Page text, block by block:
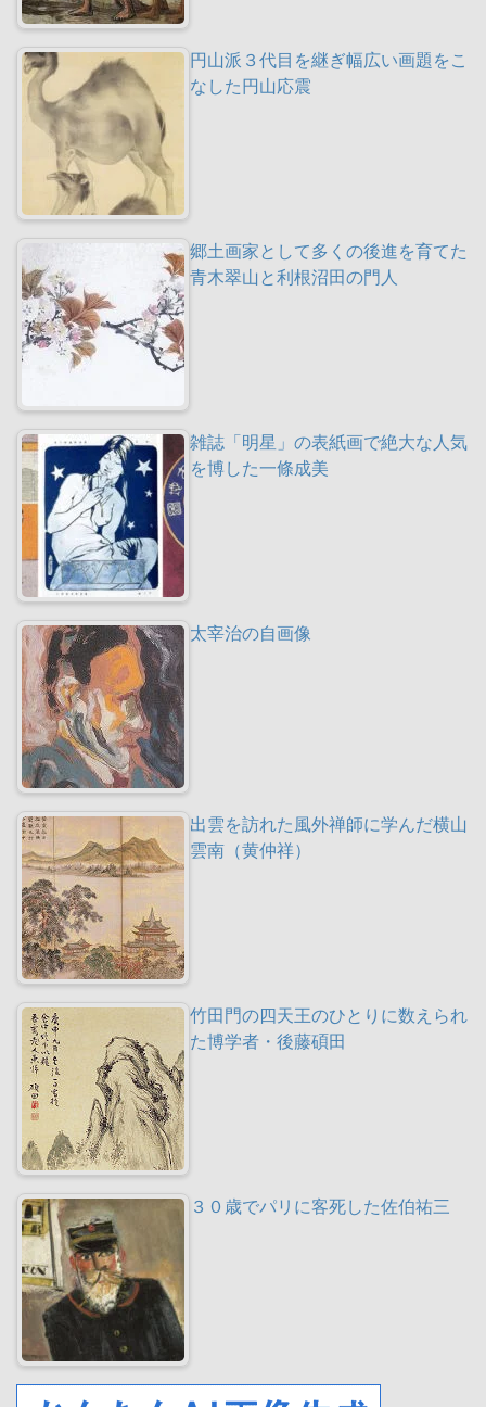
円山派３代目を継ぎ幅広い画題をこ
なした円山応震
郷土画家として多くの後進を育てた
青木翠山と利根沼田の門人
雑誌「明星」の表紙画で絶大な人気
を博した一條成美
太宰治の自画像
出雲を訪れた風外禅師に学んだ横山
雲南（黄仲祥）
竹田門の四天王のひとりに数えられ
た博学者・後藤碩田
３０歳でパリに客死した佐伯祐三